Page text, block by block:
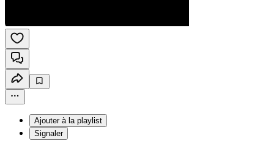
Ajouter à la playlist
Signaler